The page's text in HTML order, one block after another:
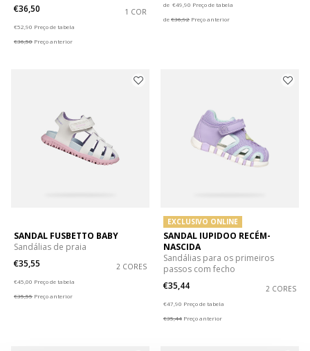
€36,50
1 COR
€52,90 Preço de tabela
€36,50 Preço anterior
de €49,90 Preço de tabela
de€36,92 Preço anterior
SANDAL FUSBETTO BABY
Sandálias de praia
€35,55
2 CORES
€45,00 Preço de tabela
€35,55 Preço anterior
EXCLUSIVO ONLINE
SANDAL IUPIDOO RECÉM-
NASCIDA
Sandálias para os primeiros
passos com fecho
€35,44
2 CORES
€47,90 Preço de tabela
€35,44 Preço anterior